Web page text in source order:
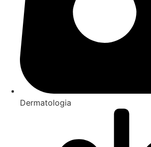
Dermatologia